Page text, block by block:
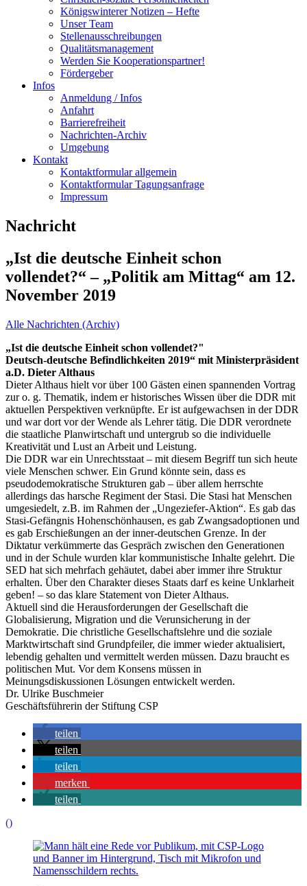
Königswinterer Notizen – Hefte
Unser Team
Stellenausschreibungen
Qualitätsmanagement
Werden Sie Kooperationspartner!
Fördergeber
Infos
Anmeldung / Infos
Anfahrt
Barrierefreiheit
Nachrichten-Archiv
Umgebung
Kontakt
Kontaktformular allgemein
Kontaktformular Tagungsanfrage
Impressum
Nachricht
„Ist die deutsche Einheit schon
vollendet?“ – „Politik am Mittag“ am 12.
November 2019
Alle Nachrichten (Archiv)
„Ist die deutsche Einheit schon vollendet?"
Deutsch-deutsche Befindlichkeiten 2019“ mit Ministerpräsident
a.D. Dieter Althaus
Dieter Althaus hielt vor über 100 Gästen einen spannenden Vortrag
zur o. g. Thematik, indem er historisches Wissen über die DDR mit
aktuellen Perspektiven verknüpfte. Er ist aufgewachsen in der DDR
und war dort vor der Wende als Lehrer tätig. Die DDR verordnete
die staatliche Planwirtschaft und untergrub so die individuelle
Kreativität und Lust an Arbeit und Leistung.
Die DDR war ein Unrechtsstaat – mit diesem Begriff tun sich heute
viele Menschen schwer. Ein Grund könnte sein, dass es
pseudodemokratische Strukturen gab – über allem herrschte
allerdings das harsche Regiment der Stasi. Die Stasi hat Menschen
umgesiedelt, z.B. im Rahmen der „Ungeziefer-Aktion“. Es gab das
Stasi-Gefängnis Hohenschönhausen, es gab Zwangsadoptionen und
es gab Erschießungen an der inner-deutschen Grenze. In der
Diktatur verkümmerte das Gespräch zwischen den Generationen
und in der Schule wurden klar kommunistische Inhalte gelehrt. Die
SED hat sich mehrfach gehäutet, dabei aber immer ihre Struktur
erhalten. Über den Charakter dieses Staats darf es keine Unklarheit
geben! – so das klare Statement von Dieter Althaus.
Aktuell sind die Herausforderungen der Gesellschaft die
Globalisierung, Migration und die Verunsicherung in der
Demokratie. Die christliche Gesellschaftslehre und die soziale
Marktwirtschaft sind Grundpfeiler, die immer wieder aktualisiert,
lebendig gehalten und vermittelt werden müssen. Dazu braucht es
politischen Mut. Vor dem Konsens müssen in
Meinungsdiskussionen Lösungen entwickelt werden.
Dr. Ulrike Buschmeier
Geschäftsführerin der Stiftung CSP
teilen
teilen
teilen
merken
teilen
()